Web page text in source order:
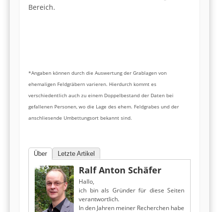
Bereich.
*Angaben können durch die Auswertung der Grablagen von
ehemaligen Feldgräbern varieren. Hierdurch kommt es
verschiedentlich auch zu einem Doppelbestand der Daten bei
gefallenen Personen, wo die Lage des ehem. Feldgrabes und der
anschliesende Umbettungsort bekannt sind.
Über Letzte Artikel
Ralf Anton Schäfer
Hallo,
ich bin als Gründer für diese Seiten
verantwortlich.
In den Jahren meiner Recherchen habe